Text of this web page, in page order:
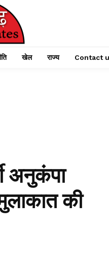
खेल राज्य Contact
अनुकंपा
की